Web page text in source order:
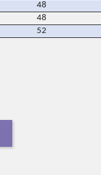
48
48
52